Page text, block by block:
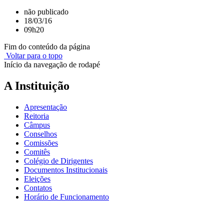
não publicado
18/03/16
09h20
Fim do conteúdo da página
Voltar para o topo
Início da navegação de rodapé
A Instituição
Apresentação
Reitoria
Câmpus
Conselhos
Comissões
Comitês
Colégio de Dirigentes
Documentos Institucionais
Eleições
Contatos
Horário de Funcionamento